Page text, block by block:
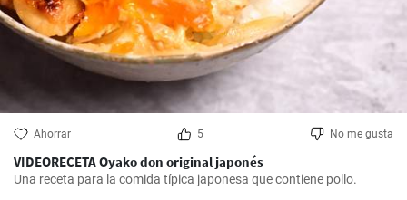
Ahorrar 5 No me gusta
VIDEORECETA Oyako don original japonés
Una receta para la comida típica japonesa que contiene pollo.